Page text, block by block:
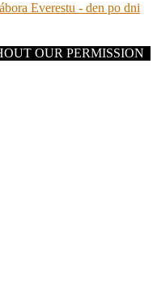
Everestu - den po dni
OUR PERMISSION